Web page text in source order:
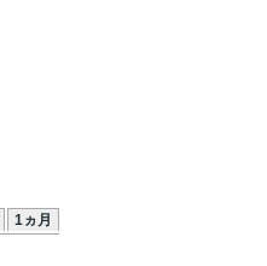
1ヵ月